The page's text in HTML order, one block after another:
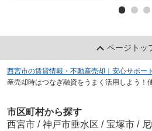
ページトッ
西宮市の賃貸情報・不動産売却｜安心サポー
産売却時はつなぎ融資をうまく活用しよう！
市区町村から探す
西宮市 / 神戸市垂水区 / 宝塚市 /